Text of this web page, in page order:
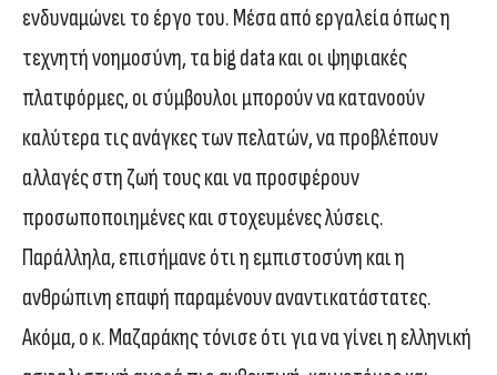
ενδυναμώνει το έργο του. Μέσα από εργαλεία όπως η
τεχνητή νοημοσύνη, τα big data και οι ψηφιακές
πλατφόρμες, οι σύμβουλοι μπορούν να κατανοούν
καλύτερα τις ανάγκες των πελατών, να προβλέπουν
αλλαγές στη ζωή τους και να προσφέρουν
προσωποποιημένες και στοχευμένες λύσεις.
Παράλληλα, επισήμανε ότι η εμπιστοσύνη και η
ανθρώπινη επαφή παραμένουν αναντικατάστατες.
Ακόμα, ο κ. Μαζαράκης τόνισε ότι για να γίνει η ελληνική